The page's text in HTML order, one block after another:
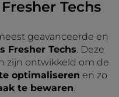
Techs
geavanceerde en
Fresher Techs. Deze
zijn ontwikkeld om de
optimaliseren en zo
te bewaren.